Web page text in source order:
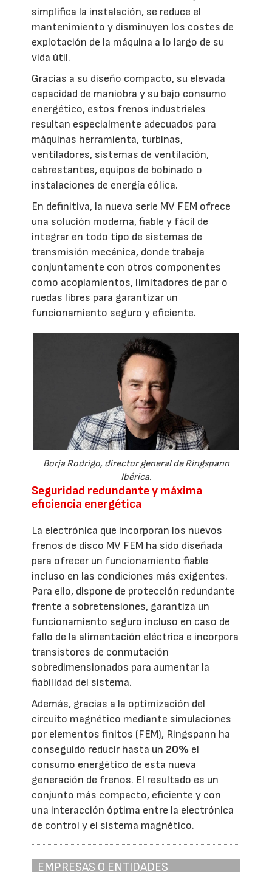
simplifica la instalación, se reduce el
mantenimiento y disminuyen los costes de
explotación de la máquina a lo largo de su
vida útil.
Gracias a su diseño compacto, su elevada
capacidad de maniobra y su bajo consumo
energético, estos frenos industriales
resultan especialmente adecuados para
máquinas herramienta, turbinas,
ventiladores, sistemas de ventilación,
cabrestantes, equipos de bobinado o
instalaciones de energía eólica.
En definitiva, la nueva serie MV FEM ofrece
una solución moderna, fiable y fácil de
integrar en todo tipo de sistemas de
transmisión mecánica, donde trabaja
conjuntamente con otros componentes
como acoplamientos, limitadores de par o
ruedas libres para garantizar un
funcionamiento seguro y eficiente.
Borja Rodrigo, director general de Ringspann
Ibérica.
Seguridad redundante y máxima
eficiencia energética
La electrónica que incorporan los nuevos
frenos de disco MV FEM ha sido diseñada
para ofrecer un funcionamiento fiable
incluso en las condiciones más exigentes.
Para ello, dispone de protección redundante
frente a sobretensiones, garantiza un
funcionamiento seguro incluso en caso de
fallo de la alimentación eléctrica e incorpora
transistores de conmutación
sobredimensionados para aumentar la
fiabilidad del sistema.
Además, gracias a la optimización del
circuito magnético mediante simulaciones
por elementos finitos (FEM), Ringspann ha
conseguido reducir hasta un 20% el
consumo energético de esta nueva
generación de frenos. El resultado es un
conjunto más compacto, eficiente y con
una interacción óptima entre la electrónica
de control y el sistema magnético.
EMPRESAS O ENTIDADES